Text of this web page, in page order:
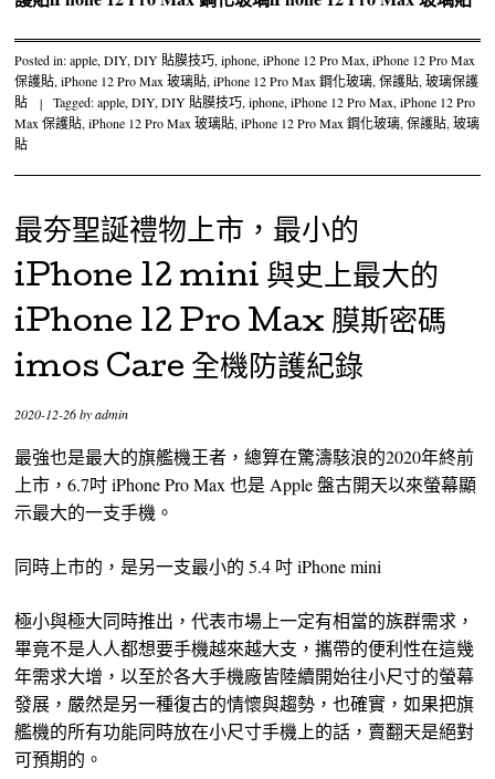
Posted in:apple,DIY,DIY 貼膜技巧,iphone,iPhone 12 Pro Max,iPhone 12 Pro Max
保護貼,iPhone 12 Pro Max 玻璃貼,iPhone 12 Pro Max 鋼化玻璃,保護貼,玻璃保護
貼
| Tagged:apple,DIY,DIY 貼膜技巧,iphone,iPhone 12 Pro Max,iPhone 12 Pro
Max 保護貼,iPhone 12 Pro Max 玻璃貼,iPhone 12 Pro Max 鋼化玻璃,保護貼,玻璃
貼
最夯聖誕禮物上市，最小的
iPhone 12 mini 與史上最大的
iPhone 12 Pro Max 膜斯密碼
imos Care 全機防護紀錄
2020-12-26byadmin
最強也是最大的旗艦機王者，總算在驚濤駭浪的2020年終前
上市，6.7吋 iPhone Pro Max 也是 Apple 盤古開天以來螢幕顯
示最大的一支手機。
同時上市的，是另一支最小的 5.4 吋 iPhone mini
極小與極大同時推出，代表市場上一定有相當的族群需求，
畢竟不是人人都想要手機越來越大支，攜帶的便利性在這幾
年需求大增，以至於各大手機廠皆陸續開始往小尺寸的螢幕
發展，嚴然是另一種復古的情懷與趨勢，也確實，如果把旗
艦機的所有功能同時放在小尺寸手機上的話，賣翻天是絕對
可預期的。